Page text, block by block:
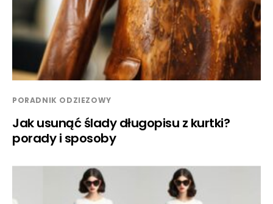
PORADNIK ODZIEZOWY
Jak usunąć ślady długopisu z kurtki?
porady i sposoby